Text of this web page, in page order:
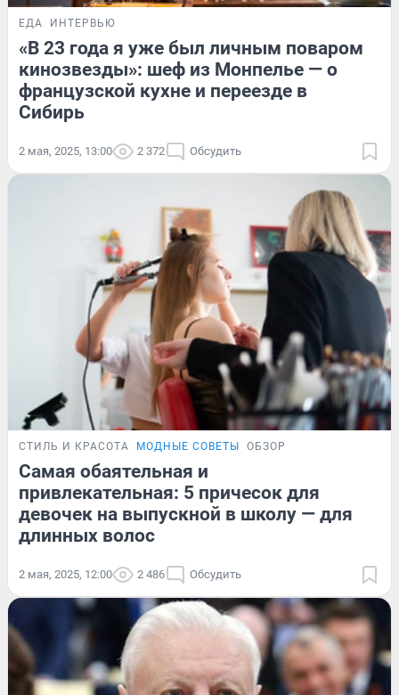
ЕДА ИНТЕРВЬЮ
«В 23 года я уже был личным поваром
кинозвезды»: шеф из Монпелье — о
французской кухне и переезде в
Сибирь
2 мая, 2025, 13:00 2 372 Обсудить
СТИЛЬ И КРАСОТА МОДНЫЕ СОВЕТЫ ОБЗОР
Самая обаятельная и
привлекательная: 5 причесок для
девочек на выпускной в школу — для
длинных волос
2 мая, 2025, 12:00 2 486 Обсудить